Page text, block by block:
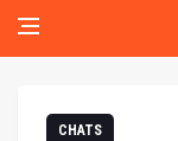
CHATS